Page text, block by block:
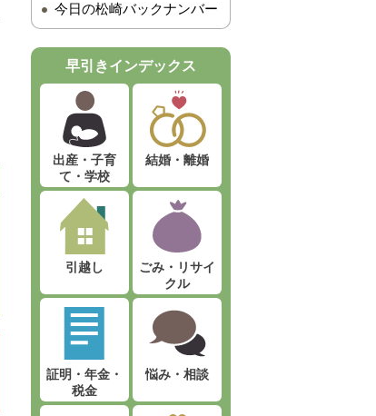
今日の松崎バックナンバー
早引きインデックス
出産・子育
て・学校
結婚・離婚
引越し
ごみ・リサイ
クル
証明・年金・
税金
悩み・相談